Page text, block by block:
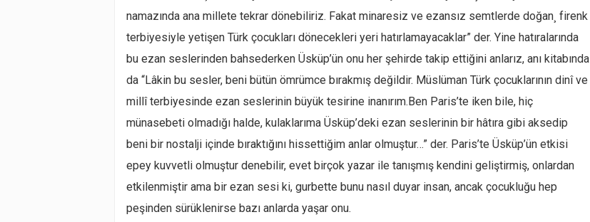
namazında ana millete tekrar dönebiliriz. Fakat minaresiz ve ezansız semtlerde doğan¸ firenk
terbiyesiyle yetişen Türk çocukları dönecekleri yeri hatırlamayacaklar” der. Yine hatıralarında
bu ezan seslerinden bahsederken Üsküp’ün onu her şehirde takip ettiğini anlarız, anı kitabında
da “Lâkin bu sesler, beni bütün ömrümce bırakmış değildir. Müslüman Türk çocuklarının dinî ve
millî terbiyesinde ezan seslerinin büyük tesirine inanırım.Ben Paris’te iken bile, hiç
münasebeti olmadığı halde, kulaklarıma Üsküp’deki ezan seslerinin bir hâtıra gibi aksedip
beni bir nostalji içinde bıraktığını hissettiğim anlar olmuştur…” der. Paris’te Üsküp’ün etkisi
epey kuvvetli olmuştur denebilir, evet birçok yazar ile tanışmış kendini geliştirmiş, onlardan
etkilenmiştir ama bir ezan sesi ki, gurbette bunu nasıl duyar insan, ancak çocukluğu hep
peşinden sürüklenirse bazı anlarda yaşar onu.